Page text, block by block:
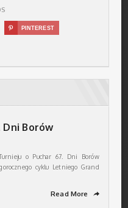
 PINTEREST
Dni Borów
o Puchar 67. Dni Borów
cyklu Letniego Grand
Read More ➦